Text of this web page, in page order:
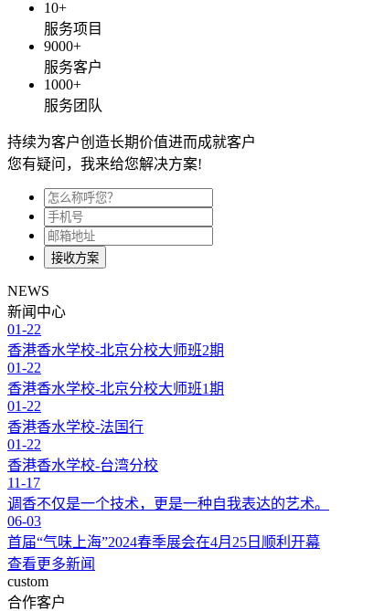
10+
服务项目
9000+
服务客户
1000+
服务团队
持续为客户创造长期价值进而成就客户
您有疑问，我来给您解决方案!
接收方案
NEWS
新闻中心
01-22
香港香水学校-北京分校大师班2期
01-22
香港香水学校-北京分校大师班1期
01-22
香港香水学校-法国行
01-22
香港香水学校-台湾分校
11-17
调香不仅是一个技术，更是一种自我表达的艺术。
06-03
首届“气味上海”2024春季展会在4月25日顺利开幕
查看更多新闻
custom
合作客户